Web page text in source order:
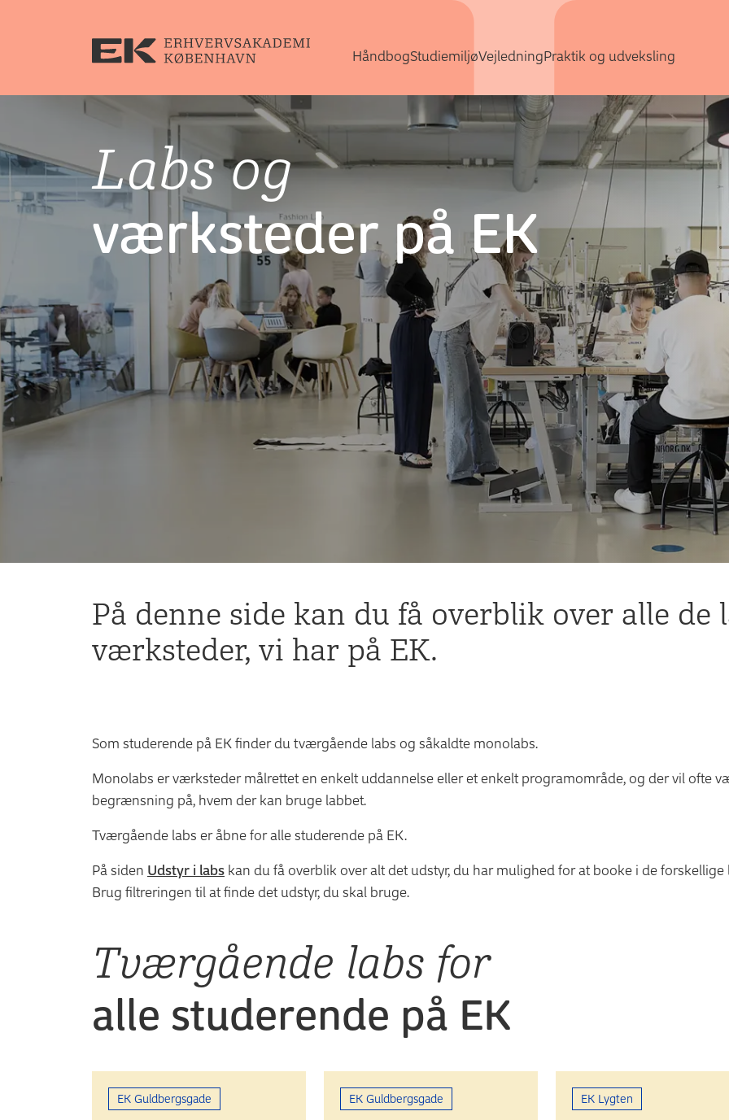
Gå direkte til indhold
HåndbogStudiemiljøVejledningPraktik og udveksling
Labs og
værksteder på EK
På denne side kan du få overblik over alle de
værksteder, vi har på EK.
Som studerende på EK finder du tværgående labs og såkaldte monolabs.
Monolabs er værksteder målrettet en enkelt uddannelse eller et enkelt programområde, og der vil ofte
begrænsning på, hvem der kan bruge labbet.
Tværgående labs er åbne for alle studerende på EK.
På siden Udstyr i labs kan du få overblik over alt det udstyr, du har mulighed for at booke i de forskellige
Brug filtreringen til at finde det udstyr, du skal bruge.
Tværgående labs for
alle studerende på EK
EK Guldbergsgade EK Guldbergsgade EK Lygten